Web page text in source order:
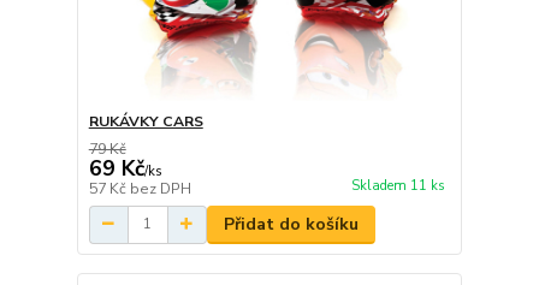
RUKÁVKY CARS
79 Kč
69 Kč/ks
57 Kč bez DPH Skladem 11 ks
Přidat do košíku